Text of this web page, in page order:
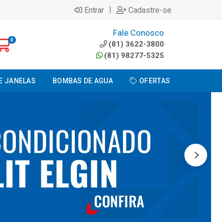
Entrar | Cadastre-se
0
Fale Conosco
(81) 3622-3800
(81) 98277-5325
JANELAS BOMBAS DE AGUA OFERTAS